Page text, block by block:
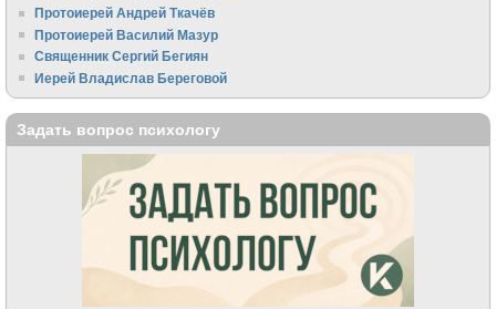
Протоиерей Андрей Ткачёв
Протоиерей Василий Мазур
Священник Сергий Бегиян
Иерей Владислав Береговой
Задать вопрос психологу